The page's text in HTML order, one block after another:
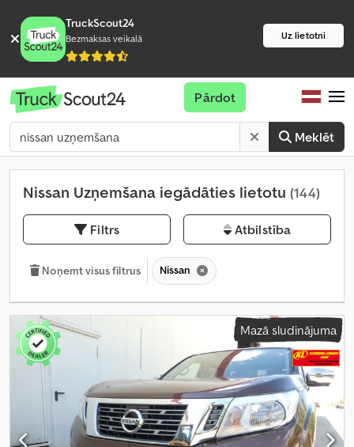
TruckScout24
Bezmaksas veikalā Uz lietotni
Meklēt
Pārdot
Nissan Uzņemšana iegādāties lietotu (144)
Filtrs Atbilstība
Noņemt visus filtrus Nissan
Mazā sludinājuma